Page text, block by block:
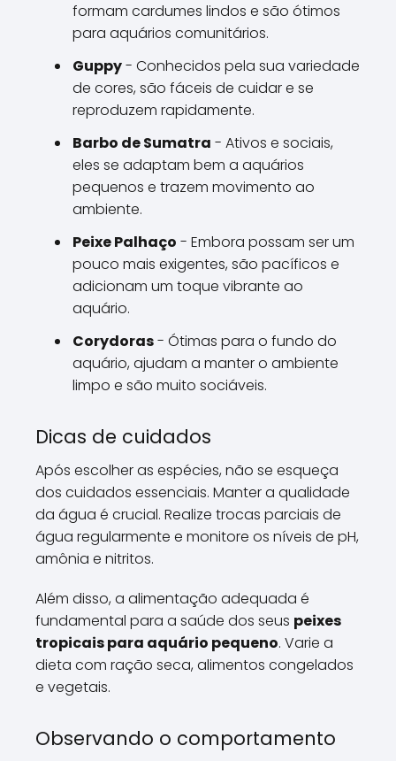
formam cardumes lindos e são ótimos
para aquários comunitários.
Guppy- Conhecidos pela sua variedade
de cores, são fáceis de cuidar e se
reproduzem rapidamente.
Barbo de Sumatra - Ativos e sociais,
eles se adaptam bem a aquários
pequenos e trazem movimento ao
ambiente.
Peixe Palhaço - Embora possam ser um
pouco mais exigentes, são pacíficos e
adicionam um toque vibrante ao
aquário.
Corydoras- Ótimas para o fundo do
aquário, ajudam a manter o ambiente
limpo e são muito sociáveis.
Dicas de cuidados
Após escolher as espécies, não se esqueça
dos cuidados essenciais. Manter a qualidade
da água é crucial. Realize trocas parciais de
água regularmente e monitore os níveis de pH,
amônia e nitritos.
Além disso, a alimentação adequada é
fundamental para a saúde dos seus peixes
tropicais para aquário pequeno. Varie a
dieta com ração seca, alimentos congelados
e vegetais.
Observando o comportamento